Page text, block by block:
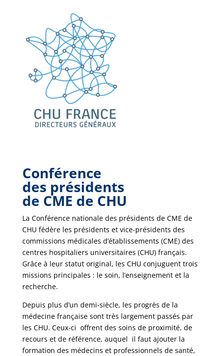
Conférence
des présidents
de CME de CHU
La Conférence nationale des présidents de CME de
CHU fédère les présidents et vice-présidents des
commissions médicales d’établissements (CME) des
centres hospitaliers universitaires (CHU) français.
Grâce à leur statut original, les CHU conjuguent trois
missions principales : le soin, l’enseignement et la
recherche.
Depuis plus d’un demi-siècle, les progrès de la
médecine française sont très largement passés par
les CHU. Ceux-ci offrent des soins de proximité, de
recours et de référence, auquel il faut ajouter la
formation des médecins et professionnels de santé,